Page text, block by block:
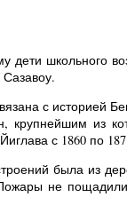
дети школьного
с
крупнейшим из
с 1860 по
была из
не